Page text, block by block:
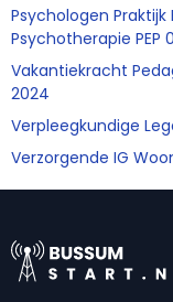
Psychologen Praktijk
Psychotherapie
Vakantiekracht
2024
Verpleegkundige
Verzorgende IG